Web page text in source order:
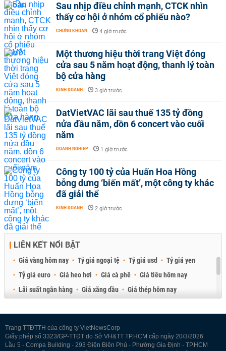
Sau nhịp điều chỉnh mạnh, CTCK nhìn
thấy cơ hội ở nhóm cổ phiếu nào?
CHỨNG KHOÁN - 4 giờ trước
Một thương hiệu thời trang Việt đóng
cửa sau 5 năm hoạt động, thanh lý toàn
bộ cửa hàng
KINH DOANH - 3 giờ trước
DatVietVAC lãi sau thuế 135 tỷ đồng
nửa đầu năm, dồn 6 concert vào cuối
năm
DOANH NGHIỆP - 1 giờ trước
Công ty 100 tỷ của Huấn Hoa Hồng
bỗng dưng ‘biến mất’, một công ty khác
đã giải thể
KINH DOANH - 2 giờ trước
LIÊN KẾT NỔI BẬT
Giá vàng hôm nay Tỷ giá ngoại tệ Tỷ giá usd
Tỷ giá yen
Tỷ giá euro
Giá heo hơi Giá cà phê
Giá tiêu hôm nay
Lãi suất ngân hàng
Giá xăng dầu
Giá thép hôm nay
Trang TTĐTTH của công ty VietNewsCorp
Giấy phép số 3323/GP-TTĐT do Sở VH&TT TP.HCM cấp ngày 20/3/2026
Lầu 5 - Compa Building - 293 Điện Biên Phủ - Phường Gia Định - TP.HCM